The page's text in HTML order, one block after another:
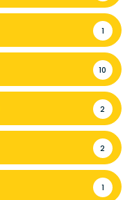
1
10
2
2
1